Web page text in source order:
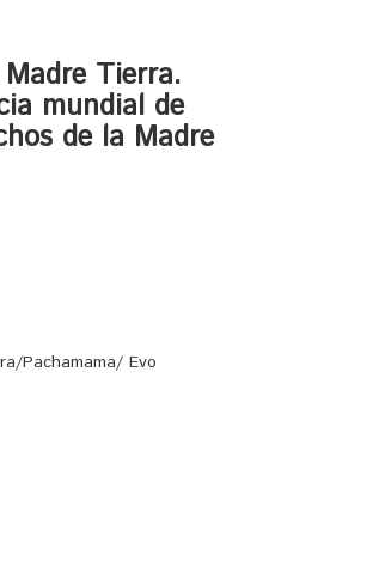
Tierra.
mundial de
de la Madre
Pachamama/ Evo